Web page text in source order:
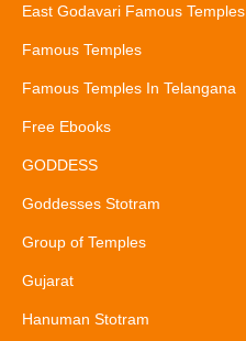
East Godavari Famous Temples
Famous Temples
Famous Temples In Telangana
Free Ebooks
GODDESS
Goddesses Stotram
Group of Temples
Gujarat
Hanuman Stotram